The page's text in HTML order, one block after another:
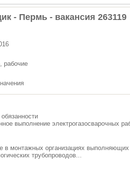
- Пермь - вакансия 263119
рабочие
выполнение электрогазосварочных
в монтажных организациях
трубопроводов...